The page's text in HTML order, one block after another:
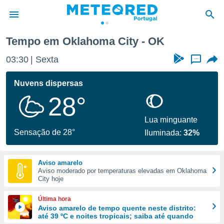
da
foi
fornecidas
a este
das
e
forma
digital
Tempo em Oklahoma City - OK
03:30 Sexta ...
Nuvens dispersas
28°
Sensação de 28°
Lua minguante
Iluminada:32%
Aviso amarelo
Aviso moderado por temperaturas elevadas em Oklahoma
City hoje
Última hora
Aviso amarelo de tempo quente neste distrito:
até 39 ºC e noites tropicais; saiba até quando